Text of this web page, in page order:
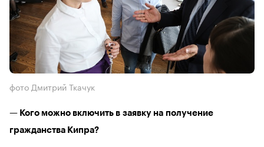
фото Дмитрий Ткачук
— Кого можно включить в заявку на получение
гражданства Кипра?